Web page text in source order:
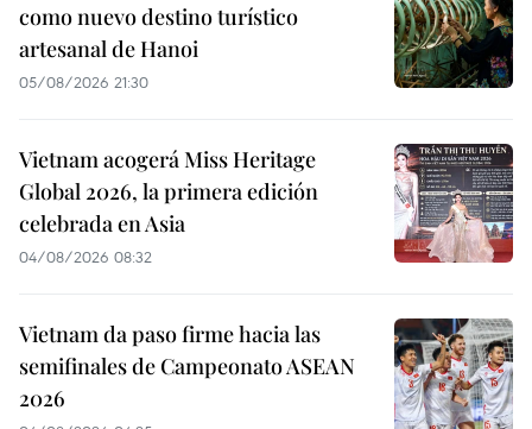
como nuevo destino turístico
artesanal de Hanoi
05/08/2026 21:30
Vietnam acogerá Miss Heritage
Global 2026, la primera edición
celebrada en Asia
04/08/2026 08:32
Vietnam da paso firme hacia las
semifinales de Campeonato ASEAN
2026